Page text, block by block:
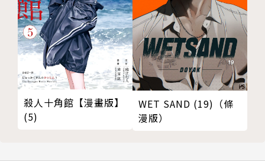
殺人十角館【漫畫版】
(5)
WET SAND (19)（條
漫版）